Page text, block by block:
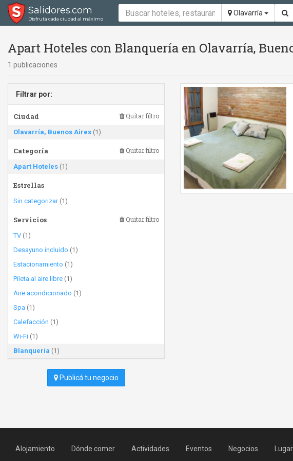
Salidores.com
Disfrutá cada ciudad al máximo
Olavarría
Apart Hoteles con Blanquería en Olavarría,
1 publicaciones
Filtrar por:
Ciudad Quitar filtro
Olavarría, Buenos Aires (1)
Categoría Quitar filtro
Apart Hoteles (1)
Estrellas
Sin categorizar(1)
Servicios Quitar filtro
TV (1)
Desayuno incluido (1)
Estacionamiento (1)
Pileta al aire libre (1)
Aire acondicionado (1)
Spa (1)
Calefacción (1)
Wi-Fi (1)
Blanquería (1)
Publicá tu negocio
Alojamiento Dónde comer Actividades Eventos Negocios